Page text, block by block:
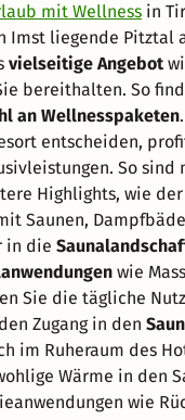
mit Wellness in
Imst liegende Pitztal
vielseitige Angebot
bereithalten. So
an Wellnesspaketen
entscheiden,
So sind
Highlights, wie
Saunen,
in die
wie
Sie die tägliche
Zugang in den
im Ruheraum des
Wärme in den
wie